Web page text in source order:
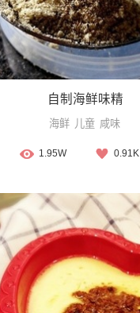
自制海鲜味精
海鲜 儿童 咸味
1.95W 0.91K